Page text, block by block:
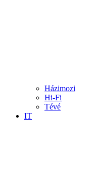
Házimozi
Hi-Fi
Tévé
IT